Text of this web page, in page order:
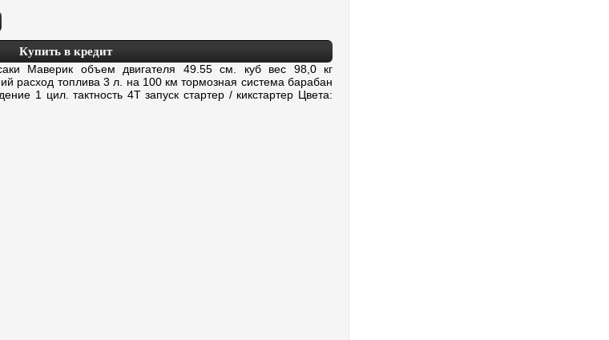
Купить в кредит
Маверик объем двигателя 49.55 см. куб вес 98,0 кг
расход топлива 3 л. на 100 км тормозная система барабан
1 цил. тактность 4Т запуск стартер / кикстартер Цвета: